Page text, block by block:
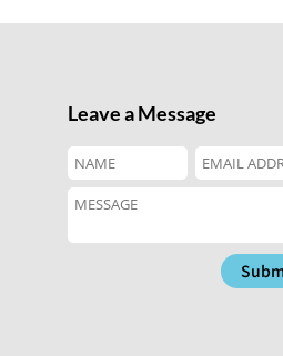
Leave a Message